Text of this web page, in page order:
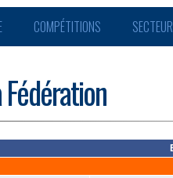
COMPÉTITIONS